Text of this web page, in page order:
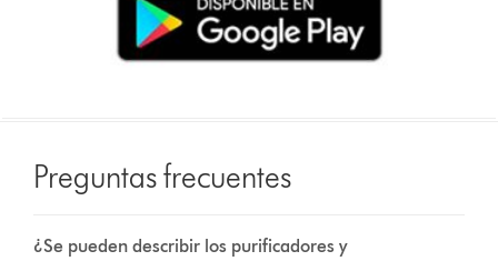
Preguntas frecuentes
¿Se pueden describir los purificadores y